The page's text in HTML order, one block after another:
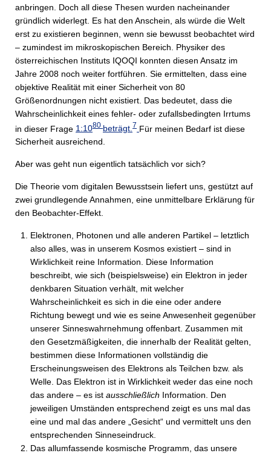
anbringen. Doch all diese Thesen wurden nacheinander
gründlich widerlegt. Es hat den Anschein, als würde die Welt
erst zu existieren beginnen, wenn sie bewusst beobachtet wird
– zumindest im mikroskopischen Bereich. Physiker des
österreichischen Instituts IQOQI konnten diesen Ansatz im
Jahre 2008 noch weiter fortführen. Sie ermittelten, dass eine
objektive Realität mit einer Sicherheit von 80
Größenordnungen nicht existiert. Das bedeutet, dass die
Wahrscheinlichkeit eines fehler- oder zufallsbedingten Irrtums
in dieser Frage 1:1080 beträgt.7 Für meinen Bedarf ist diese
Sicherheit ausreichend.
Aber was geht nun eigentlich tatsächlich vor sich?
Die Theorie vom digitalen Bewusstsein liefert uns, gestützt auf
zwei grundlegende Annahmen, eine unmittelbare Erklärung für
den Beobachter-Effekt.
Elektronen, Photonen und alle anderen Partikel – letztlich
also alles, was in unserem Kosmos existiert – sind in
Wirklichkeit reine Information. Diese Information
beschreibt, wie sich (beispielsweise) ein Elektron in jeder
denkbaren Situation verhält, mit welcher
Wahrscheinlichkeit es sich in die eine oder andere
Richtung bewegt und wie es seine Anwesenheit gegenüber
unserer Sinneswahrnehmung offenbart. Zusammen mit
den Gesetzmäßigkeiten, die innerhalb der Realität gelten,
bestimmen diese Informationen vollständig die
Erscheinungsweisen des Elektrons als Teilchen bzw. als
Welle. Das Elektron ist in Wirklichkeit weder das eine noch
das andere – es ist ausschließlich Information. Den
jeweiligen Umständen entsprechend zeigt es uns mal das
eine und mal das andere „Gesicht“ und vermittelt uns den
entsprechenden Sinneseindruck.
Das allumfassende kosmische Programm, das unsere